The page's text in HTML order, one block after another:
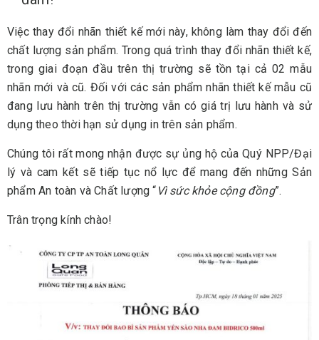
Việc thay đổi nhãn thiết kế mới này, không làm thay đổi đến
chất lượng sản phẩm. Trong quá trình thay đổi nhãn thiết kế,
trong giai đoạn đầu trên thị trường sẽ tồn tại cả 02 mẫu
nhãn mới và cũ. Đối với các sản phẩm nhãn thiết kế mẫu cũ
đang lưu hành trên thị trường vẫn có giá trị lưu hành và sử
dụng theo thời hạn sử dụng in trên sản phẩm.
Chúng tôi rất mong nhận được sự ủng hộ của Quý NPP/Đại
lý và cam kết sẽ tiếp tục nổ lực để mang đến những Sản
phẩm An toàn và Chất lượng “ Vì sức khỏe cộng đồng”.
Trân trọng kính chào!